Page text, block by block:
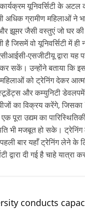
यूनिवर्सिटी के अटल
ग्रामीण महिलाओं ने
झूमर जैसी वस्तुएं जो घर
है जिसमें वो यूनिवर्सिटी में
एसजीटीयू द्वारा
सकें। उन्होंने बताया कि
को ट्रेनिंग देकर
स्टूडेंट्स और कम्युनिटी
का विक्रय करेंगे, जिसका
एक पूरा उद्यम का
भी मजबूत हो सके।
बार यहाँ ट्रेनिंग लेने के
द्वारा दी गई है चाहे
conducts